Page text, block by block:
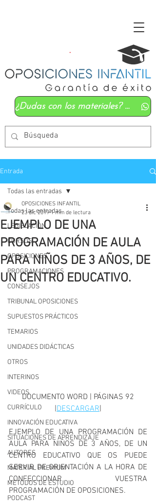
¿Dudas con los materiales? Mándanos un whatsapp
Entrada
Todas las entradas
LEGISLACIÓN
CURSOS
OPOSICIONES
PROGRAMACIONES
CONSEJOS
TRIBUNAL OPOSICIONES
SUPUESTOS PRÁCTICOS
TEMARIOS
UNIDADES DIDÁCTICAS
OTROS
INTERINOS
VIDEOS
CURRÍCULO
INNOVACIÓN EDUCATIVA
SITUACIONES DE APRENDIZAJE
AUTORES
MATERIAL PREMIUM
MÉTODOS DE ESTUDIO
PODCAST
Todas las entradas
EJEMPLO DE UNA
PROGRAMACIÓN DE AULA
PARA NIÑOS DE 3 AÑOS, DE
UN CENTRO EDUCATIVO.
OPOSICIONES INFANTIL
23 dic 2019 1 min de lectura
DOCUMENTO WORD | PÁGINAS 92
|DESCARGAR|
EJEMPLO DE UNA PROGRAMACIÓN DE
AULA PARA NIÑOS DE 3 AÑOS, DE UN
CENTRO EDUCATIVO QUE OS PUEDE
SERVIR DE ORIENTACIÓN A LA HORA DE
CONFECCIONAR VUESTRA
PROGRAMACIÓN DE OPOSICIONES.